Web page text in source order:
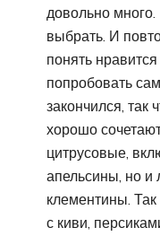
довольно
выбрать. И
понять
попробовать
закончился, так
хорошо
цитрусовые,
апельсины, но и
клементины.
с киви,